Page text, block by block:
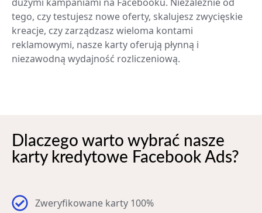
tego, czy testujesz nowe oferty, skalujesz zwycięskie
kreacje, czy zarządzasz wieloma kontami
reklamowymi, nasze karty oferują płynną i
niezawodną wydajność rozliczeniową.
Dlaczego warto wybrać nasze
karty kredytowe Facebook Ads?
Zweryfikowane karty 100%